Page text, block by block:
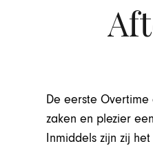
De eerste
zaken en plezier
Inmiddels zijn zij